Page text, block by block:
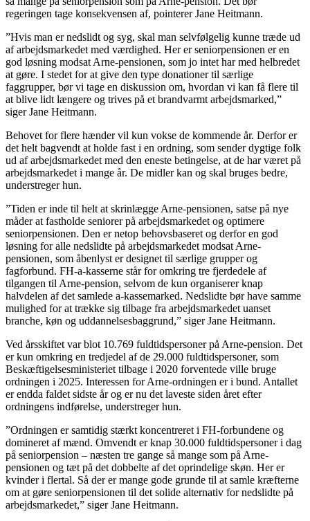
regeringen tage konsekvensen af, pointerer Jane Heitmann.
”Hvis man er nedslidt og syg, skal man selvfølgelig kunne træde ud
af arbejdsmarkedet med værdighed. Her er seniorpensionen er en
god løsning modsat Arne-pensionen, som jo intet har med helbredet
at gøre. I stedet for at give den type donationer til særlige
faggrupper, bør vi tage en diskussion om, hvordan vi kan få flere til
at blive lidt længere og trives på et brandvarmt arbejdsmarked,”
siger Jane Heitmann.
Behovet for flere hænder vil kun vokse de kommende år. Derfor er
det helt bagvendt at holde fast i en ordning, som sender dygtige folk
ud af arbejdsmarkedet med den eneste betingelse, at de har været på
arbejdsmarkedet i mange år. De midler kan og skal bruges bedre,
understreger hun.
”Tiden er inde til helt at skrinlægge Arne-pensionen, satse på nye
måder at fastholde seniorer på arbejdsmarkedet og optimere
seniorpensionen. Den er netop behovsbaseret og derfor en god
løsning for alle nedslidte på arbejdsmarkedet modsat Arne-
pensionen, som åbenlyst er designet til særlige grupper og
fagforbund. FH-a-kasserne står for omkring tre fjerdedele af
tilgangen til Arne-pension, selvom de kun organiserer knap
halvdelen af det samlede a-kassemarked. Nedslidte bør have samme
mulighed for at trække sig tilbage fra arbejdsmarkedet uanset
branche, køn og uddannelsesbaggrund,” siger Jane Heitmann.
Ved årsskiftet var blot 10.769 fuldtidspersoner på Arne-pension. Det
er kun omkring en tredjedel af de 29.000 fuldtidspersoner, som
Beskæftigelsesministeriet tilbage i 2020 forventede ville bruge
ordningen i 2025. Interessen for Arne-ordningen er i bund. Antallet
er endda faldet sidste år og er nu det laveste siden året efter
ordningens indførelse, understreger hun.
”Ordningen er samtidig stærkt koncentreret i FH-forbundene og
domineret af mænd. Omvendt er knap 30.000 fuldtidspersoner i dag
på seniorpension – næsten tre gange så mange som på Arne-
pensionen og tæt på det dobbelte af det oprindelige skøn. Her er
kvinder i flertal. Så der er mange gode grunde til at samle kræfterne
om at gøre seniorpensionen til det solide alternativ for nedslidte på
arbejdsmarkedet,” siger Jane Heitmann.